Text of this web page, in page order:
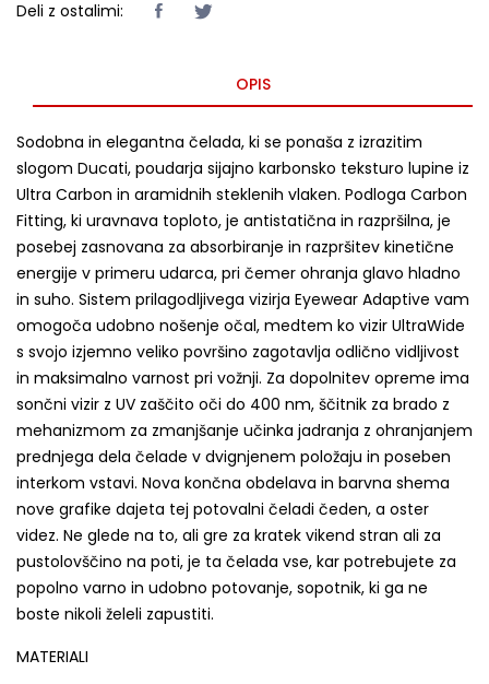
Deli z ostalimi:
OPIS
Sodobna in elegantna čelada, ki se ponaša z izrazitim
slogom Ducati, poudarja sijajno karbonsko teksturo lupine iz
Ultra Carbon in aramidnih steklenih vlaken. Podloga Carbon
Fitting, ki uravnava toploto, je antistatična in razpršilna, je
posebej zasnovana za absorbiranje in razpršitev kinetične
energije v primeru udarca, pri čemer ohranja glavo hladno
in suho. Sistem prilagodljivega vizirja Eyewear Adaptive vam
omogoča udobno nošenje očal, medtem ko vizir UltraWide
s svojo izjemno veliko površino zagotavlja odlično vidljivost
in maksimalno varnost pri vožnji. Za dopolnitev opreme ima
sončni vizir z UV zaščito oči do 400 nm, ščitnik za brado z
mehanizmom za zmanjšanje učinka jadranja z ohranjanjem
prednjega dela čelade v dvignjenem položaju in poseben
interkom vstavi. Nova končna obdelava in barvna shema
nove grafike dajeta tej potovalni čeladi čeden, a oster
videz. Ne glede na to, ali gre za kratek vikend stran ali za
pustolovščino na poti, je ta čelada vse, kar potrebujete za
popolno varno in udobno potovanje, sopotnik, ki ga ne
boste nikoli želeli zapustiti.
MATERIALI